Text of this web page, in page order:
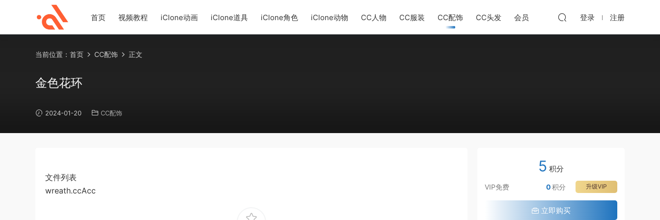
首页 视频教程 iClone动画 iClone道具 iClone角色 iClone动物 CC人物 CC服装 CC配饰 CC头发 会员 登录 注册
当前位置： 首页 CC配饰 正文
金色花环
2024-01-20 CC配饰
文件列表
wreath.ccAcc
5 积分
VIP免费 升级VIP
0积分
立即购买